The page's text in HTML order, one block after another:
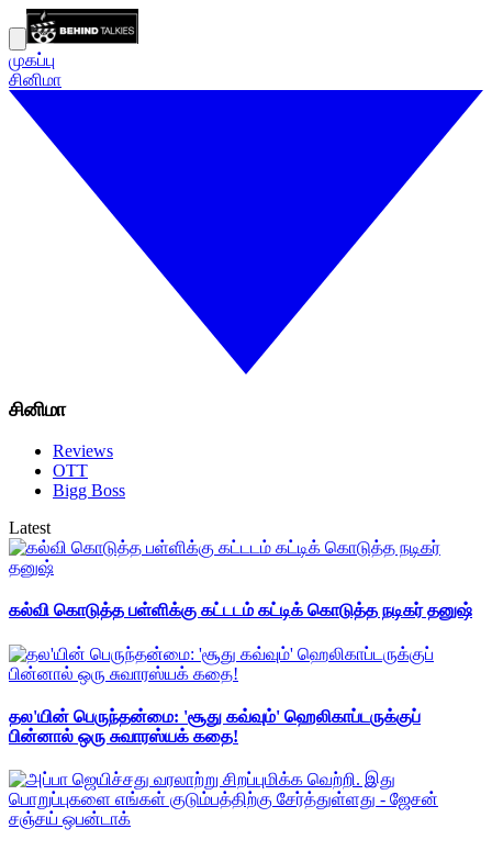
முகப்பு
சினிமா
சினிமா
Reviews
OTT
Bigg Boss
Latest
கல்வி கொடுத்த பள்ளிக்கு கட்டடம் கட்டிக் கொடுத்த நடிகர் தனுஷ்
தல'யின் பெருந்தன்மை: 'சூது கவ்வும்' ஹெலிகாப்டருக்குப்
பின்னால் ஒரு சுவாரஸ்யக் கதை!